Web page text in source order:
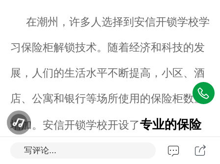
在潮州，许多人选择到安信开锁学校学
习保险柜解锁技术。随着经济和科技的发
展，人们的生活水平不断提高，小区、酒
店、公寓和银行等场所使用的保险柜数量
增加。安信开锁学校开设了专业的保险
柜解码培训课程
，以满足人们对财产安
写评论...